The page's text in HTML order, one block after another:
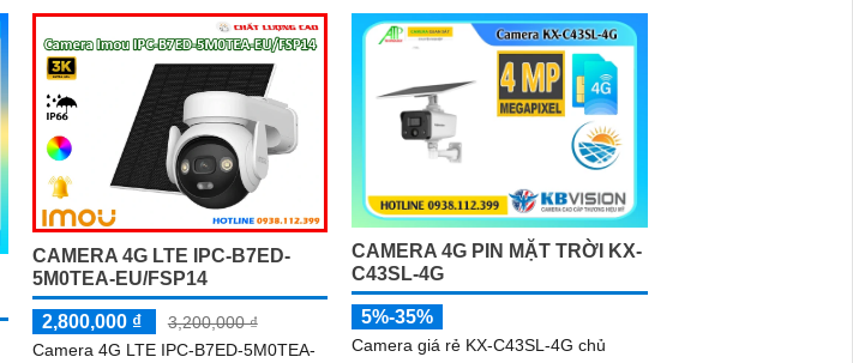
giám sát ban đêm Full Color 30m sáng
như ban ngày
âm thanh hai chiều phát hiện thông
minh chống nước IP66 lưu trữ nội bộ
công nghệ nén video H
CAMERA 4G LTE IPC-B7ED-
5M0TEA-EU/FSP14
2,800,000 ₫
3,200,000 ₫
Camera 4G LTE IPC-B7ED-5M0TEA-
CAMERA 4G PIN MẶT TRỜI KX-
C43SL-4G
5%-35%
Camera giá rẻ KX-C43SL-4G chủ